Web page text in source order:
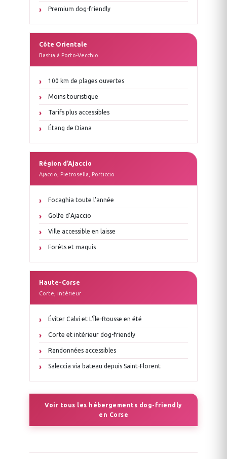
Premium dog-friendly
Côte Orientale
Bastia à Porto-Vecchio
100 km de plages ouvertes
Moins touristique
Tarifs plus accessibles
Étang de Diana
Région d’Ajaccio
Ajaccio, Pietrosella, Porticcio
Focaghia toute l’année
Golfe d’Ajaccio
Ville accessible en laisse
Forêts et maquis
Haute-Corse
Corte, intérieur
Éviter Calvi et L’Île-Rousse en été
Corte et intérieur dog-friendly
Randonnées accessibles
Saleccia via bateau depuis Saint-Florent
Voir tous les hébergements dog-friendly
en Corse